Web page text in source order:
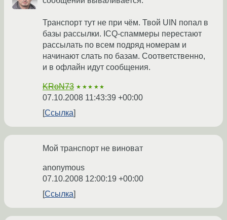
Транспорт тут не при чём. Твой UIN попал в
базы рассылки. ICQ-спаммеры перестают
рассылать по всем подряд номерам и
начинают слать по базам. Соответственно,
и в офлайн идут сообщения.
KRoN73 ★★★★★
07.10.2008 11:43:39 +00:00
Ссылка
Мой транспорт не виноват
anonymous
07.10.2008 12:00:19 +00:00
Ссылка